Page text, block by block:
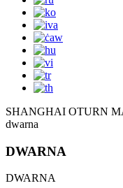
SHANGHAI OTURN
dwarna
DWARNA
DWARNA